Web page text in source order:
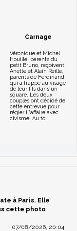
Carnage
Véronique et Michel
Houillé, parents du
petit Bruno, reçoivent
Anette et Alain Reille,
parents de Ferdinand
qui a frappé au visage
de leur fils dans un
square. Les deux
couples ont décidé de
cette entrevue pour
régler L'affaire avec
civisme. Au to...
à Paris. Elle
cette photo
07/08/2026, 20:04